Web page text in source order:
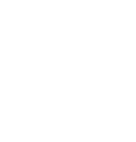
низкий уровень